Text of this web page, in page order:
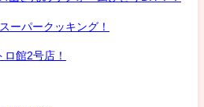
ーパークッキング！
館2号店！